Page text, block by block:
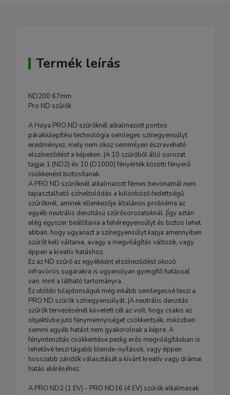
Termék leírás
ND200 67mm
Pro ND szűrők
A Hoya PRO ND szűrőknél alkalmazott pontos
párakiülepítési technológia semleges színegyensúlyt
eredményez, mely nem okoz semmilyen észrevehető
elszíneződést a képeken. |A 10 szűrőből álló sorozat
tagjai 1 (ND2) és 10 (D1000) fényérték közötti fényerő
csökkenést biztosítanak.
A PRO ND szűrőknél alkalmazott fémes bevonatnál nem
tapasztalható színeltolódás a különböző fedettségű
szűrőknél, aminek ellenkezője általános probléma az
egyéb neutrális denzitású szűrősorozatoknál. |Így aztán
elég egyszer beállítania a fehéregyensúlyt és biztos lehet
abban, hogy ugyanazt a színegyensúlyt kapja amennyiben
szűrőt kell váltania, avagy a megvilágítás változik, vagy
éppen a kreatív hatáshoz.
Ez az ND szűrő az egyébként elszíneződést okozó
infravörös sugarakra is ugyanolyan gyengítő hatással
van, mint a látható tartományra.
Ez utóbbi tulajdonságuk még inkább semlegessé teszi a
PRO ND szűrők színegyensúlyát. |A neutrális denzitás
szűrők tervezésénél követett cél az volt, hogy csakis az
objektívbe jutó fénymennyiséget csökkentsék, miközben
semmi egyéb hatást nem gyakorolnak a képre. A
fényintenzitás csökkentése pedig erős megvilágításban is
lehetővé teszi tágabb blende-nyílások, vagy éppen
hosszabb záridők választását a kívánt kreatív vagy drámai
hatás eléréséhez.
A PRO ND2 (1 EV) - PRO ND16 (4 EV) szűrők alkalmasak